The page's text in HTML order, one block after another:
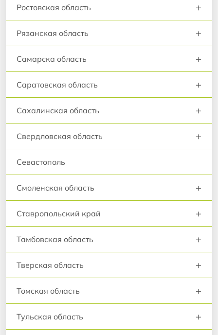
Ростовская область +
Рязанская область +
Самарска область +
Саратовская область +
Сахалинская область +
Свердловская область +
Севастополь
Смоленская область +
Ставропольский край +
Тамбовская область +
Тверская область +
Томская область +
Тульская область +